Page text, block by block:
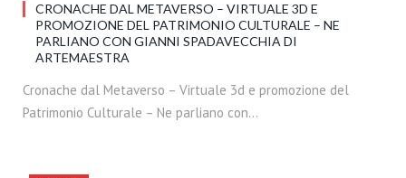
CRONACHE DAL METAVERSO – VIRTUALE 3D E
PROMOZIONE DEL PATRIMONIO CULTURALE – NE
PARLIANO CON GIANNI SPADAVECCHIA DI
ARTEMAESTRA
Cronache dal Metaverso – Virtuale 3d e promozione del
Patrimonio Culturale – Ne parliano con…